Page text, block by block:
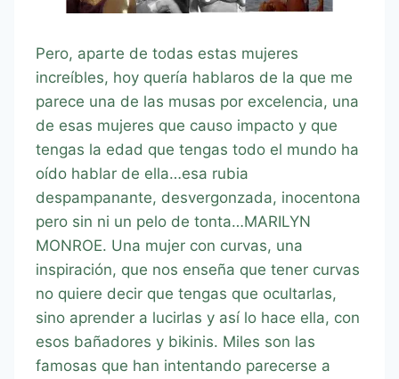
Pero, aparte de todas estas mujeres
increíbles, hoy quería hablaros de la que me
parece una de las musas por excelencia, una
de esas mujeres que causo impacto y que
tengas la edad que tengas todo el mundo ha
oído hablar de ella…esa rubia
despampanante, desvergonzada, inocentona
pero sin ni un pelo de tonta…MARILYN
MONROE. Una mujer con curvas, una
inspiración, que nos enseña que tener curvas
no quiere decir que tengas que ocultarlas,
sino aprender a lucirlas y así lo hace ella, con
esos bañadores y bikinis. Miles son las
famosas que han intentando parecerse a